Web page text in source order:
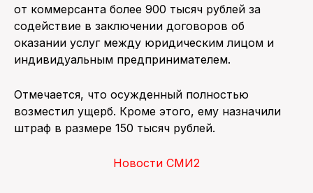
от коммерсанта более 900 тысяч рублей за
содействие в заключении договоров об
оказании услуг между юридическим лицом и
индивидуальным предпринимателем.
Отмечается, что осужденный полностью
возместил ущерб. Кроме этого, ему назначили
штраф в размере 150 тысяч рублей.
Новости СМИ2